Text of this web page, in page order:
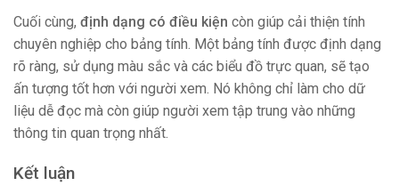
Cuối cùng, định dạng có điều kiện còn giúp cải thiện tính
chuyên nghiệp cho bảng tính. Một bảng tính được định dạng
rõ ràng, sử dụng màu sắc và các biểu đồ trực quan, sẽ tạo
ấn tượng tốt hơn với người xem. Nó không chỉ làm cho dữ
liệu dễ đọc mà còn giúp người xem tập trung vào những
thông tin quan trọng nhất.
Kết luận